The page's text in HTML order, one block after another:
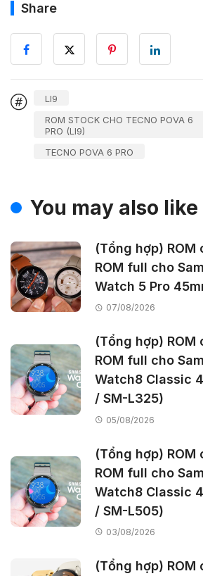
Share
LI9
ROM STOCK CHO TECNO POVA 6
PRO (LI9)
TECNO POVA 6 PRO
You may also like
(Tổng hợp) ROM
ROM full cho
Watch 5 Pro
07/08/2026
(Tổng hợp) ROM
ROM full cho
Watch8 Classic
/ SM-L325)
05/08/2026
(Tổng hợp) ROM
ROM full cho
Watch8 Classic
/ SM-L505)
03/08/2026
(Tổng hợp) ROM